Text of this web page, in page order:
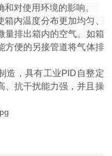
和对使用环境的影响。
内温度分布更加均匀、
量排出箱内的空气。如箱
方便的另接管道将气体排
造，具有工业PID自整定
、抗干扰能力强，并且操